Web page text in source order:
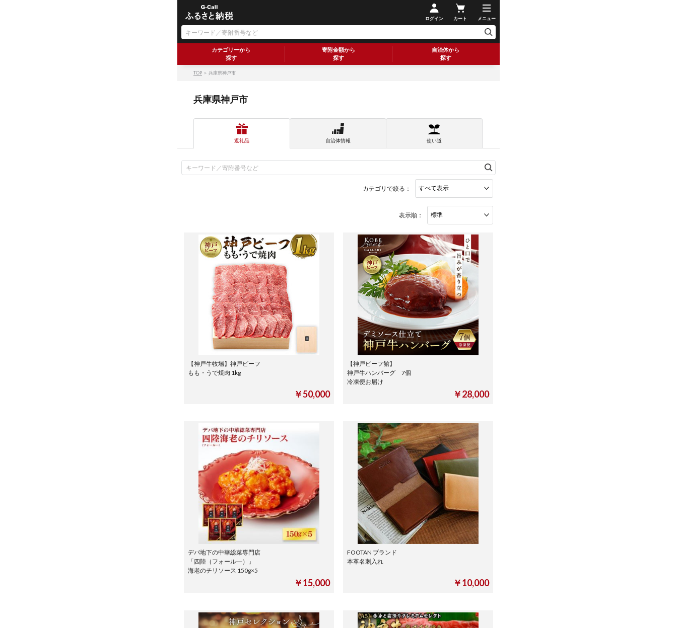
ログイン カート メニュー
カテゴリーから
探す
寄附金額から
探す
自治体から
探す
TOP ＞ 兵庫県神戸市
兵庫県神戸市
返礼品 自治体情報 使い道
カテゴリで絞る：
表示順：
【神戸牛牧場】神戸ビーフ
もも・うで焼肉 1kg
￥50,000
【神戸ビーフ館】
神戸牛ハンバーグ 7個
冷凍便お届け
￥28,000
デパ地下の中華総菜専門店
「四陸（フォール―）」
海老のチリソース 150g×5
￥15,000
FOOTAN ブランド
本革名刺入れ
￥10,000